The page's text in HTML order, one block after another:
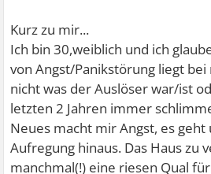
Kurz zu mir...
Ich bin 30,weiblich und ich
von Angst/Panikstörung liegt
nicht was der Auslöser war/ist
letzten 2 Jahren immer
Neues macht mir Angst, es
Aufregung hinaus. Das Haus zu
manchmal(!) eine riesen Qual